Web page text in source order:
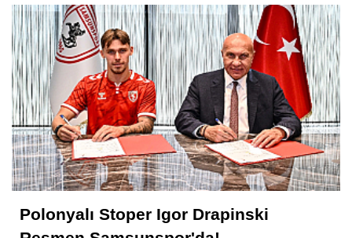
Polonyalı Stoper Igor Drapinski